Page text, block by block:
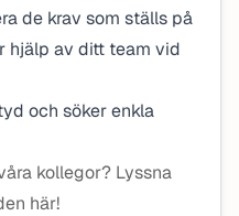
de krav som ställs på
hjälp av ditt team vid
och söker enkla
kollegor? Lyssna
här!